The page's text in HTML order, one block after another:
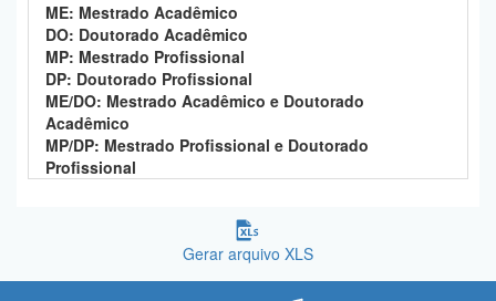
ME: Mestrado Acadêmico
DO: Doutorado Acadêmico
MP: Mestrado Profissional
DP: Doutorado Profissional
ME/DO: Mestrado Acadêmico e Doutorado
Acadêmico
MP/DP: Mestrado Profissional e Doutorado
Profissional
Gerar arquivo XLS